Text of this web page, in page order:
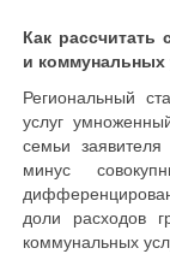
Как
и коммунальных
Региональный
услуг
семьи
минус
доли расходов
коммунальных